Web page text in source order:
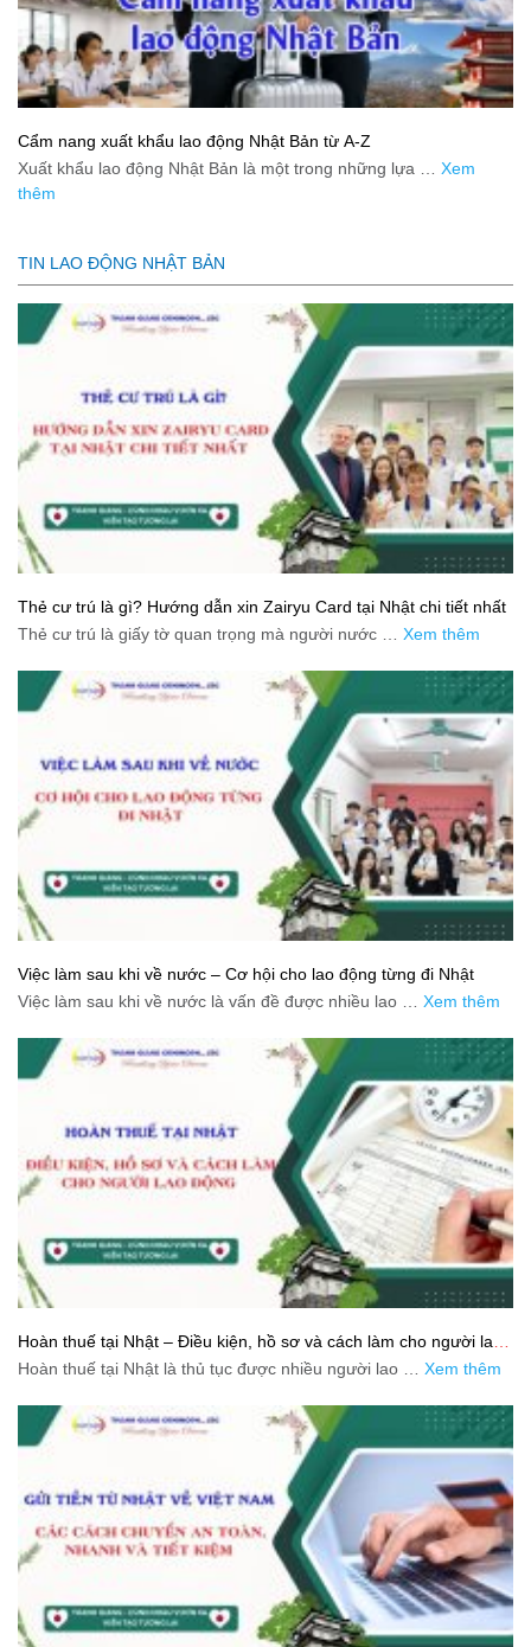
Cẩm nang xuất khẩu lao động Nhật Bản từ A-Z
Xuất khẩu lao động Nhật Bản là một trong những lựa … Xem
thêm
TIN LAO ĐỘNG NHẬT BẢN
Thẻ cư trú là gì? Hướng dẫn xin Zairyu Card tại Nhật chi tiết nhất
Thẻ cư trú là giấy tờ quan trọng mà người nước … Xem thêm
Việc làm sau khi về nước – Cơ hội cho lao động từng đi Nhật
Việc làm sau khi về nước là vấn đề được nhiều lao … Xem thêm
Hoàn thuế tại Nhật – Điều kiện, hồ sơ và cách làm cho người lao
động
Hoàn thuế tại Nhật là thủ tục được nhiều người lao … Xem thêm